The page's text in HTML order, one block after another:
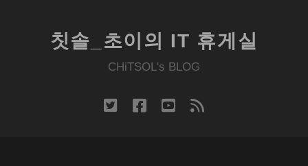
칫솔_초이의 IT 휴게실
CHiTSOL's BLOG
twitter facebook
youtube
rss